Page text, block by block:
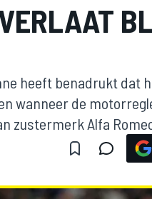
heeft benadrukt dat
wanneer de
zustermerk Alfa